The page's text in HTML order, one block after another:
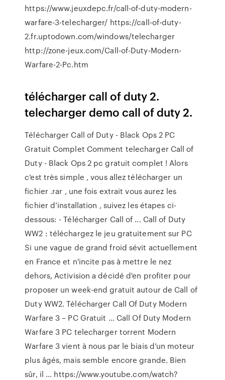
https://www.jeuxdepc.fr/call-of-duty-modern-
warfare-3-telecharger/ https://call-of-duty-
2.fr.uptodown.com/windows/telecharger
http://zone-jeux.com/Call-of-Duty-Modern-
Warfare-2-Pc.htm
télécharger call of duty 2.
telecharger demo call of duty 2.
Télécharger Call of Duty - Black Ops 2 PC
Gratuit Complet Comment telecharger Call of
Duty - Black Ops 2 pc gratuit complet ! Alors
c’est très simple , vous allez télécharger un
fichier .rar , une fois extrait vous aurez les
fichier d’installation , suivez les étapes ci-
dessous: - Télécharger Call of ... Call of Duty
WW2 : téléchargez le jeu gratuitement sur PC
Si une vague de grand froid sévit actuellement
en France et n'incite pas à mettre le nez
dehors, Activision a décidé d'en profiter pour
proposer un week-end gratuit autour de Call of
Duty WW2. Télécharger Call Of Duty Modern
Warfare 3 – PC Gratuit ... Call Of Duty Modern
Warfare 3 PC telecharger torrent Modern
Warfare 3 vient à nous par le biais d’un moteur
plus âgés, mais semble encore grande. Bien
sûr, il ... https://www.youtube.com/watch?